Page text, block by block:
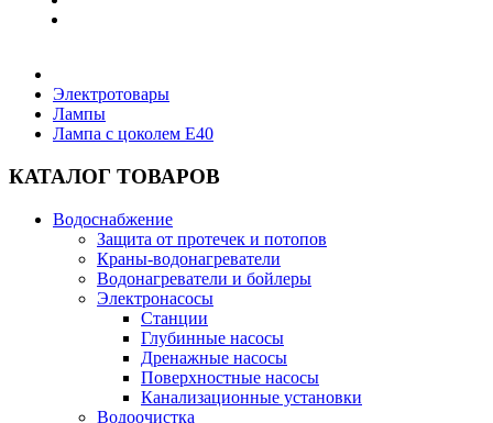
Строительные товары
Все для бани
Электротовары
Лампы
Лампа с цоколем E40
КАТАЛОГ ТОВАРОВ
Водоснабжение
Защита от протечек и потопов
Краны-водонагреватели
Водонагреватели и бойлеры
Электронасосы
Станции
Глубинные насосы
Дренажные насосы
Поверхностные насосы
Канализационные установки
Водоочистка